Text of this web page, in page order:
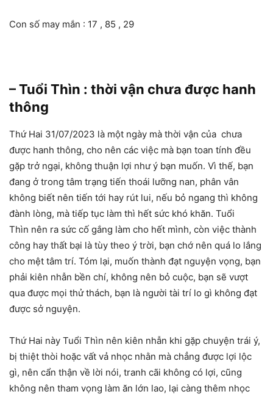
Con số may mắn : 17 , 85 , 29
– Tuổi Thìn : thời vận chưa được hanh
thông
Thứ Hai 31/07/2023 là một ngày mà thời vận của chưa
được hanh thông, cho nên các việc mà bạn toan tính đều
gặp trở ngại, không thuận lợi như ý bạn muốn. Vì thế, bạn
đang ở trong tâm trạng tiến thoái lưỡng nan, phân vân
không biết nên tiến tới hay rút lui, nếu bỏ ngang thì không
đành lòng, mà tiếp tục làm thì hết sức khó khăn. Tuổi
Thìn nên ra sức cố gắng làm cho hết mình, còn việc thành
công hay thất bại là tùy theo ý trời, bạn chớ nên quá lo lắng
cho mệt tâm trí. Tóm lại, muốn thành đạt nguyện vọng, bạn
phải kiên nhẫn bền chí, không nên bỏ cuộc, bạn sẽ vượt
qua được mọi thử thách, bạn là người tài trí lo gì không đạt
được sở nguyện.
Thứ Hai này Tuổi Thìn nên kiên nhẫn khi gặp chuyện trái ý,
bị thiệt thòi hoặc vất vả nhọc nhằn mà chẳng được lợi lộc
gì, nên cẩn thận về lời nói, tranh cãi không có lợi, cũng
không nên tham vọng làm ăn lớn lao, lại càng thêm nhọc